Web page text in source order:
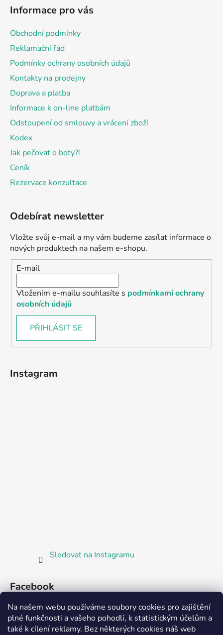
Na našem webu používáme soubory cookies pro zajištění
plné funkčnosti a vašeho pohodlí, k statistickým účelům a
také k cílení reklamy. Bez některých cookies náš web
Informace pro vás
Obchodní podmínky
Reklamační řád
Podmínky ochrany osobních údajů
Kontakty na prodejny
Doprava a platba
Informace k on-line platbám
Odstoupení od smlouvy a vrácení zboží
Kodex
Jak pečovat o boty?!
Ceník
Rezervace konzultace
Odebírat newsletter
Vložte svůj e-mail a my vám budeme zasílat informace o
nových produktech na našem e-shopu.
E-mail
Vložením e-mailu souhlasíte s podmínkami ochrany
osobních údajů
PŘIHLÁSIT SE
Instagram
Sledovat na Instagramu
Facebook